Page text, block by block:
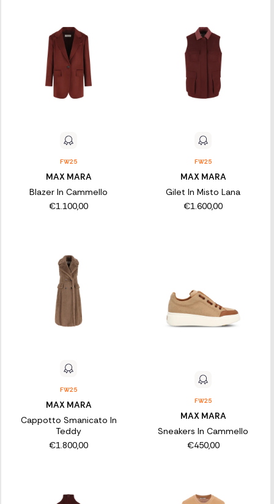
FW25
MAX MARA
Blazer In Cammello
€1.100,00
FW25
MAX MARA
Gilet In Misto Lana
€1.600,00
FW25
MAX MARA
Cappotto Smanicato In
Teddy
€1.800,00
FW25
MAX MARA
Sneakers In Cammello
€450,00